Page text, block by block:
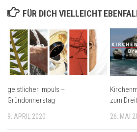
FÜR DICH VIELLEICHT
geistlicher Impuls –
Gründonnerstag
9. APRIL 2020
zum
26. MAI